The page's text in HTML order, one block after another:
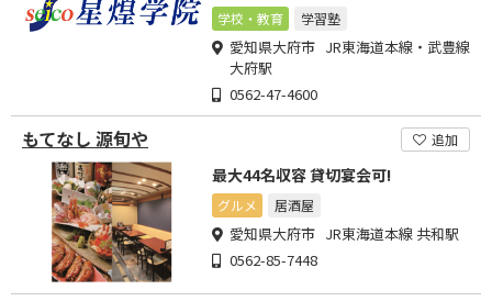
市・大府市で展開する星煌学院
学校・教育 学習塾
愛知県大府市 JR東海道本線・武豊線
大府駅
0562-47-4600
もてなし 源旬や 追加
最大44名収容 貸切宴会可!
グルメ 居酒屋
愛知県大府市 JR東海道本線 共和駅
0562-85-7448